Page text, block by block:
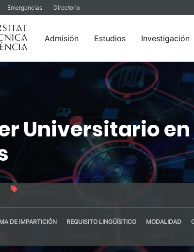
Emergencias Directorio
Admisión Estudios Investigación
Universitario
DE IMPARTICIÓN
REQUISITO LINGÜÍSTICO
MODALIDAD